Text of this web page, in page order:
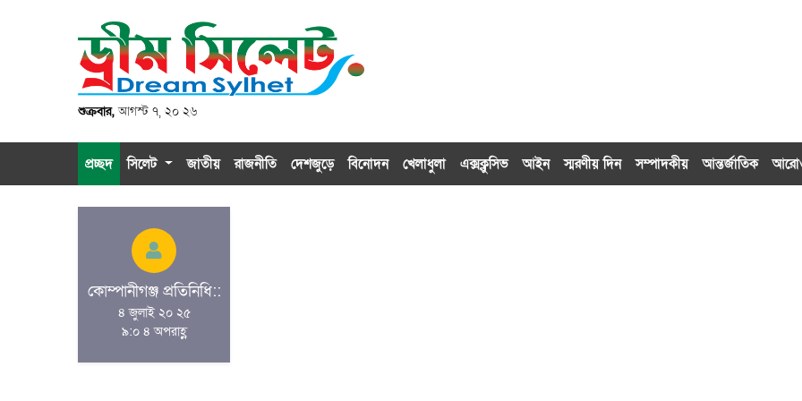
শুক্রবার,আগস্ট ৭, ২০ ২৬
প্রচ্ছদ সিলেট জাতীয় রাজনীতি দেশজুড়ে বিনোদন খেলাধুলা এক্সক্লু‌সিভ আইন স্মরণীয় দিন সম্পাদকীয় আন্তর্জাতিক
কোম্পানীগঞ্জ প্রতিনিধি::
৪ জুলাই ২০ ২৫
৯:০ ৪ অপরাহ্ণ